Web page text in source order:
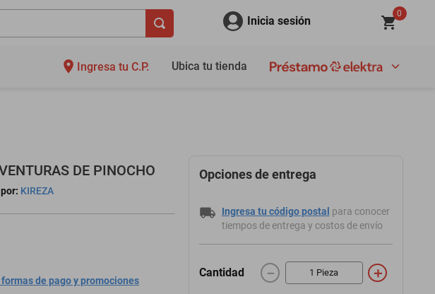
Inicia sesión
0
Ingresa tu C.P. Ubica tu tienda
DE PINOCHO
KIREZA
formas de pago y promociones
Opciones de entrega
Ingresa tu código postal para conocer
tiempos de entrega y costos de envío
Cantidad ＋
－